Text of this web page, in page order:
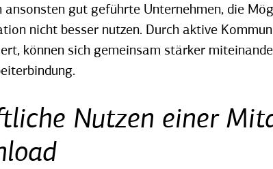
ansonsten gut geführte Unternehmen, die
nicht besser nutzen. Durch aktive
können sich gemeinsam stärker
Nutzen einer